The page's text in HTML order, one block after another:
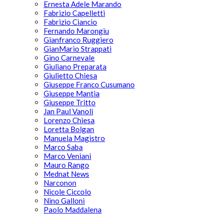
Ernesta Adele Marando
Fabrizio Capelletti
Fabrizio Ciancio
Fernando Marongiu
Gianfranco Ruggiero
GianMario Strappati
Gino Carnevale
Giuliano Preparata
Giulietto Chiesa
Giuseppe Franco Cusumano
Giuseppe Mantia
Giuseppe Tritto
Jan Paul Vanoli
Lorenzo Chiesa
Loretta Bolgan
Manuela Magistro
Marco Saba
Marco Veniani
Mauro Rango
Mednat News
Narconon
Nicole Ciccolo
Nino Galloni
Paolo Maddalena